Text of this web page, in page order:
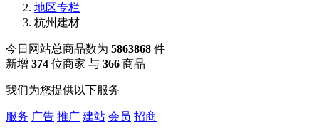
地区专栏
杭州建材
今日网站总商品数为 5863868 件
新增 374 位商家 与 366 商品
我们为您提供以下服务
服务 广告 推广 建站 会员 招商